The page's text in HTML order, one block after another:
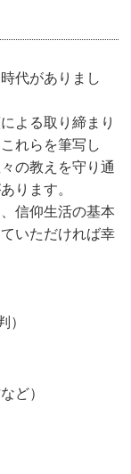
代がありまし
よる取り締まり
れらを筆写し
の教えを守り通
ります。
信仰生活の基本
いただければ幸
）
ど）